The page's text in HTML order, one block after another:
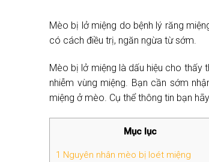
Mèo bị lở miệng do bệnh lý răng
có cách điều trị, ngăn ngừa từ sớm.
Mèo bị lở miệng là dấu hiệu cho
nhiễm vùng miệng. Bạn cần sớm
miệng ở mèo. Cụ thể thông tin bạn
Mục lục
1 Nguyên nhân mèo bị loét miệng